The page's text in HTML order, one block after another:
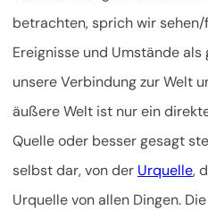
betrachten, sprich wir
Ereignisse und Umstände
unsere Verbindung zur Welt
äußere Welt ist nur ein
Quelle oder besser gesagt
selbst dar, von der Urquelle,
Urquelle von allen Dingen.